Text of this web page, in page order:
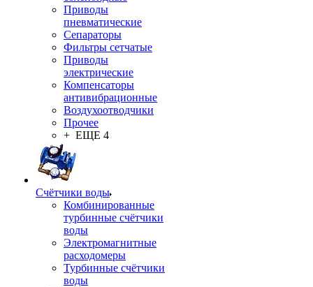
Приводы
пневматические
Сепараторы
Фильтры сетчатые
Приводы
электрические
Компенсаторы
антивибрационные
Воздухоотводчики
Прочее
+ ЕЩЕ 4
Счётчики воды
Комбинированные
турбинные счётчики
воды
Электромагнитные
расходомеры
Турбинные счётчики
воды